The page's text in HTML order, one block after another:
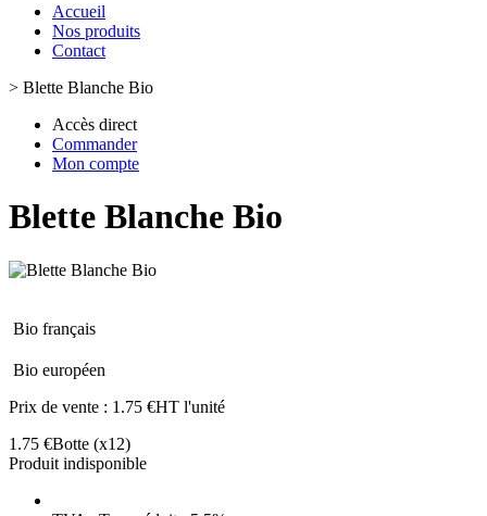
Accueil
Nos produits
Contact
> Blette Blanche Bio
Accès direct
Commander
Mon compte
Blette Blanche Bio
Bio français
Bio européen
Prix de vente : 1.75 €HT l'unité
1.75 €Botte (x12)
Produit indisponible